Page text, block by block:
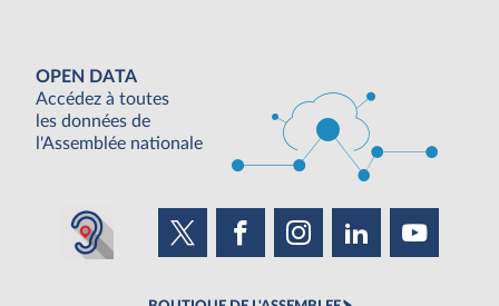
OPEN DATA
Accédez à toutes
les données de
l'Assemblée nationale